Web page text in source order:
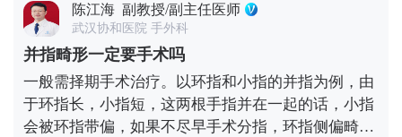
关节的伸展过度。 5、多指一般表现为六指畸形，有
时可看见分叉状的多指畸形。 一旦出现以上临床症状
要尽快去医院的骨科或儿科就诊。医生会结合每个病
人具体的情况选择最合适的治疗方式，以帮助稳定病
情。
陈江海 副教授/副主任医师
武汉协和医院 手外科
并指畸形一定要手术吗
一般需择期手术治疗。以环指和小指的并指为例，由
于环指长，小指短，这两根手指并在一起的话，小指
会被环指带偏，如果不尽早手术分指，环指侧偏畸形